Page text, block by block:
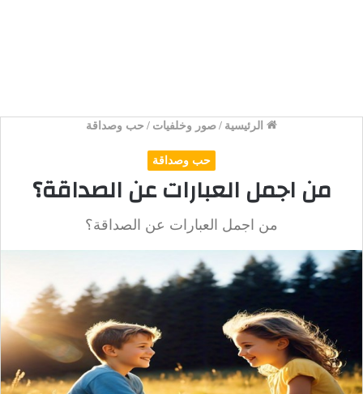
الرئيسية / صور وخلفيات / حب وصداقة
حب وصداقة
من اجمل العبارات عن الصداقة؟
من اجمل العبارات عن الصداقة؟